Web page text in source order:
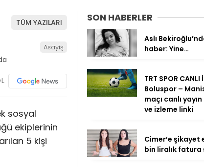
TÜM YAZILARI
Asayiş
sosyal
ekiplerinin
5 kişi
SON HABERLER
Aslı
haber: Yine…
TRT SPOR CANLI
Boluspor –
maçı canlı
ve izleme linki
Cimer’e şikayet
bin liralık fatura